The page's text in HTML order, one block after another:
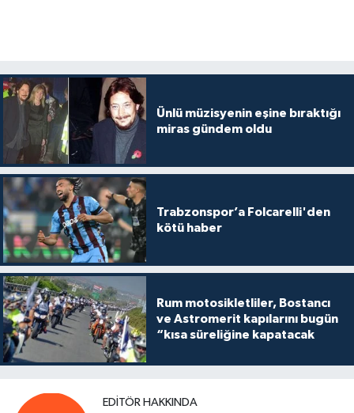
Ünlü müzisyenin eşine bıraktığı
miras gündem oldu
Trabzonspor’a Folcarelli'den
kötü haber
Rum motosikletliler, Bostancı
ve Astromerit kapılarını bugün
“kısa süreliğine kapatacak
EDITÖR HAKKINDA